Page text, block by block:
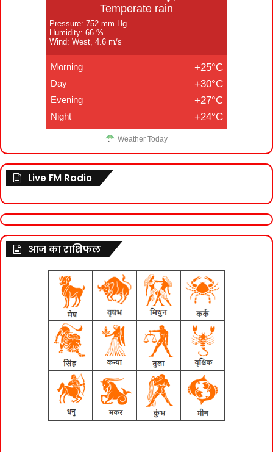
Temperate rain
Pressure: 752 mm Hg
Humidity: 66 %
Wind: West, 4.6 m/s
Morning +25°C
Day +30°C
Evening +27°C
Night +24°C
Weather Today
Live FM Radio
आज का राशिफल